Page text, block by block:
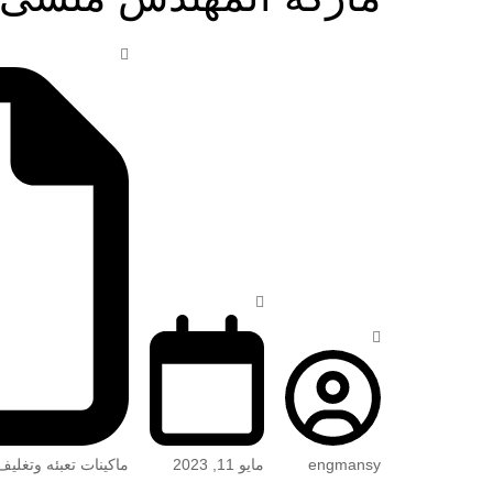
engmansy مايو 11, 2023 ماكينات تعبئه